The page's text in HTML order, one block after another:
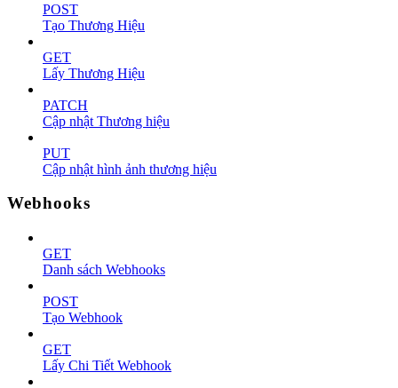
POST
Tạo Thương Hiệu
GET
Lấy Thương Hiệu
PATCH
Cập nhật Thương hiệu
PUT
Cập nhật hình ảnh thương hiệu
Webhooks
GET
Danh sách Webhooks
POST
Tạo Webhook
GET
Lấy Chi Tiết Webhook